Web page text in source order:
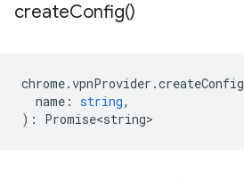
createConfig()
chrome.vpnProvider .createConfig
name : string,
) : Promise<string>